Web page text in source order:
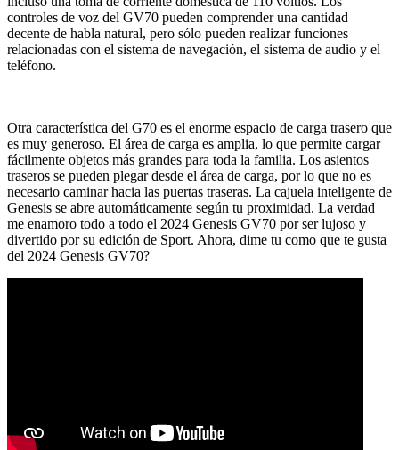
controles de voz del GV70 pueden comprender una cantidad
decente de habla natural, pero sólo pueden realizar funciones
relacionadas con el sistema de navegación, el sistema de audio y el
teléfono.
Otra característica del G70 es el enorme espacio de carga trasero que
es muy generoso. El área de carga es amplia, lo que permite cargar
fácilmente objetos más grandes para toda la familia. Los asientos
traseros se pueden plegar desde el área de carga, por lo que no es
necesario caminar hacia las puertas traseras. La cajuela inteligente de
Genesis se abre automáticamente según tu proximidad. La verdad
me enamoro todo a todo el 2024 Genesis GV70 por ser lujoso y
divertido por su edición de Sport. Ahora, dime tu como que te gusta
del 2024 Genesis GV70?